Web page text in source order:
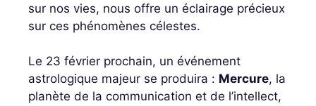
sur nos vies, nous offre un éclairage précieux
sur ces phénomènes célestes.
Le 23 février prochain, un événement
astrologique majeur se produira : Mercure, la
planète de la communication et de l’intellect,